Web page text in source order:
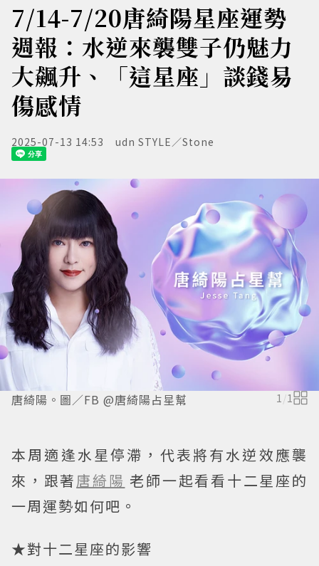
7/14-7/20唐綺陽星座運勢
週報：水逆來襲雙子仍魅力
大飆升、「這星座」談錢易
傷感情
2025-07-13 14:53 udn STYLE／Stone
唐綺陽。圖／FB @唐綺陽占星幫 1/1
本周適逢水星停滯，代表將有水逆效應襲
來，跟著唐綺陽 老師一起看看十二星座的
一周運勢如何吧。
★對十二星座的影響